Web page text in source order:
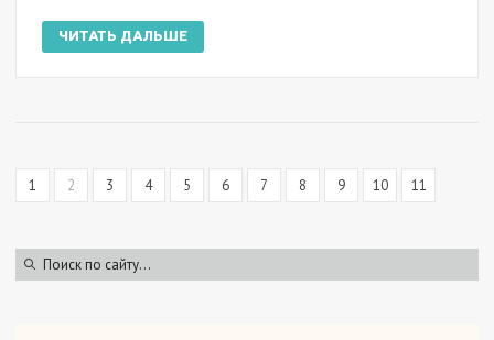
ЧИТАТЬ ДАЛЬШЕ
1 2 3 4 5 6 7 8 9 10 11